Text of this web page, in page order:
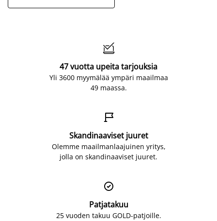

47 vuotta upeita tarjouksia
Yli 3600 myymälää ympäri maailmaa
49 maassa.

Skandinaaviset juuret
Olemme maailmanlaajuinen yritys,
jolla on skandinaaviset juuret.

Patjatakuu
25 vuoden takuu GOLD-patjoille.